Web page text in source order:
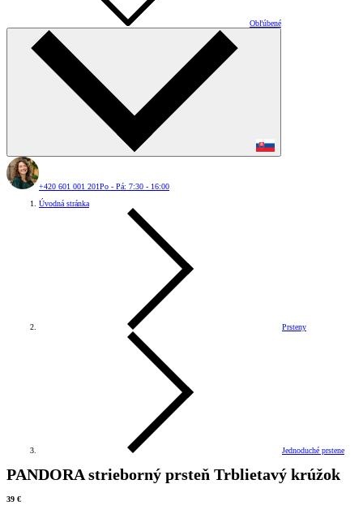
Obľúbené
+420 601 001 201Po - Pá: 7:30 - 16:00
Úvodná stránka
Prsteny
Jednoduché prstene
PANDORA strieborný prsteň Trblietavý krúžok
39 €